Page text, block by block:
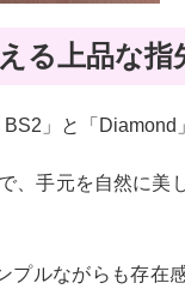
る上品な指
」と「Diamond
、手元を自然に美
ルながらも存在